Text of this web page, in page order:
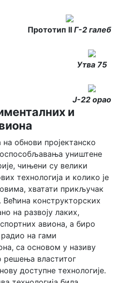
Прототип II Г-2 галеб
Утва 75
Ј-22 орао
и
обнови пројектанско
оспособљавања уништене
чињени су велики
технологија и колико је
хватати прикључак
конструкторских
на развоју лаких,
авиона, а биро
на гами
са основом у називу
решења властитог
доступне технологије.